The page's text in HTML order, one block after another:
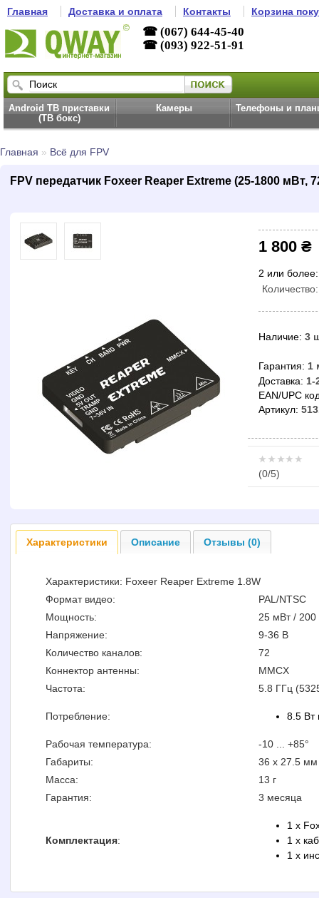
Главная Доставка и оплата Контакты Корзина
☎ (067) 644-45-40
☎ (093) 922-51-91
Android ТВ приставки
(ТВ бокс)
Камеры Телефоны и
Главная » Всё для FPV
FPV передатчик Foxeer Reaper Extreme (25-1800 мВт,
1 800 ₴
2 или
Наличие: 3
Гарантия: 1
Доставка: 1-
EAN/UPC
Артикул:
(0/5)
Характеристики Описание Отзывы (0)
Характеристики: Foxeer Reaper Extreme 1.8W
Формат видео:
PAL/NTSC
Мощность:
25 мВт /
Напряжение:
9-36 В
Количество каналов:
72
Коннектор антенны:
MMCX
Частота:
5.8 ГГц
Потребление: 8.5 Вт
Рабочая температура:
-10 ... +85°
Габариты:
36 x 27.5
Масса:
13 г
Гарантия:
3 месяца
Комплектация:
1 x
1 x
1 x